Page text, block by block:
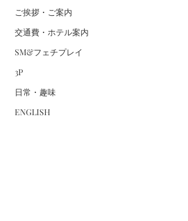
ご挨拶・ご案内
交通費・ホテル案内
SM&フェチプレイ
3P
日常・趣味
ENGLISH